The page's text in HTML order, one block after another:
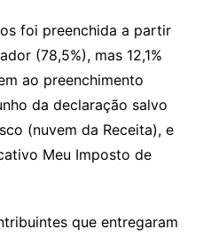
foi preenchida a partir
(78,5%), mas 12,1%
ao preenchimento
da declaração salvo
(nuvem da Receita), e
Meu Imposto de
que entregaram